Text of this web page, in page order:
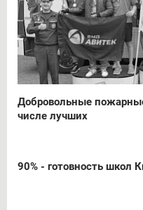
Добровольные
числе лучших
90% - готовность школ